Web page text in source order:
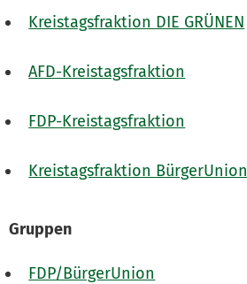
Kreistagsfraktion DIE GRÜNEN
AFD-Kreistagsfraktion
FDP-Kreistagsfraktion
Kreistagsfraktion BürgerUnion
Gruppen
FDP/BürgerUnion